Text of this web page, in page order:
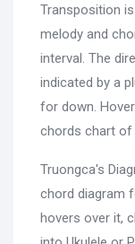
Transposition
melody and
interval. The
indicated by a
for down.
chords chart of
Truongca's
chord diagram
hovers over it,